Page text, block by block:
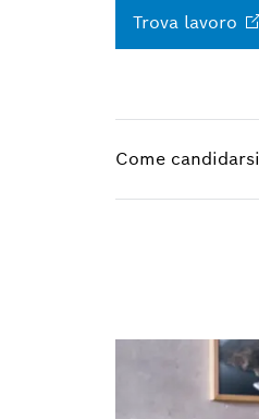
Trova lavoro
Come candidarsi